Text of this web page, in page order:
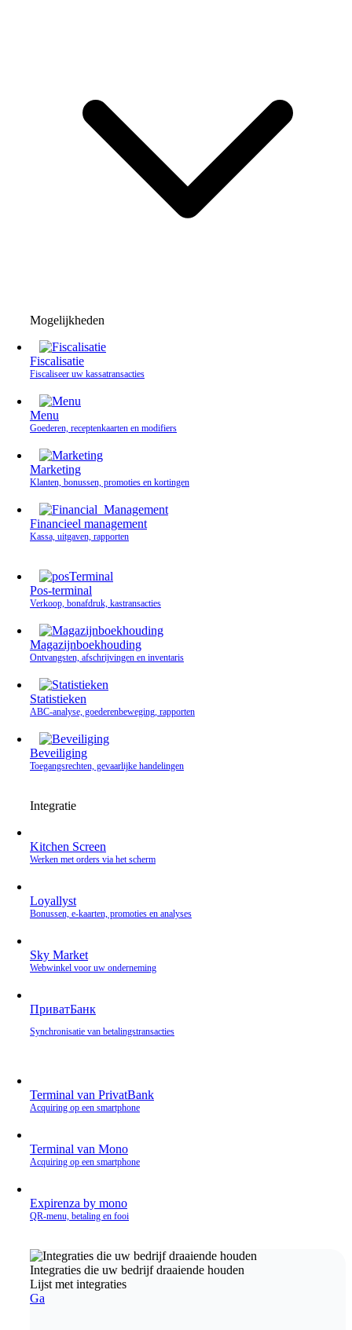
Mogelijkheden
Fiscalisatie
Fiscaliseer uw kassatransacties
Menu
Goederen, receptenkaarten en modifiers
Marketing
Klanten, bonussen, promoties en kortingen
Financieel management
Kassa, uitgaven, rapporten
Pos-terminal
Verkoop, bonafdruk, kastransacties
Magazijnboekhouding
Ontvangsten, afschrijvingen en inventaris
Statistieken
ABC-analyse, goederenbeweging, rapporten
Beveiliging
Toegangsrechten, gevaarlijke handelingen
Integratie
Kitchen Screen
Werken met orders via het scherm
Loyallyst
Bonussen, e‑kaarten, promoties en analyses
Sky Market
Webwinkel voor uw onderneming
ПриватБанк
Synchronisatie van betalingstransacties
Terminal van PrivatBank
Acquiring op een smartphone
Terminal van Mono
Acquiring op een smartphone
Expirenza by mono
QR‑menu, betaling en fooi
Integraties die uw bedrijf draaiende houden
Lijst met integraties
Ga